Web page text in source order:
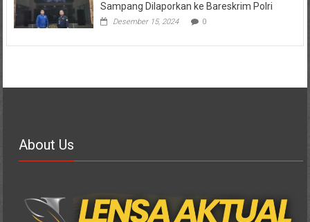
Sampang Dilaporkan ke Bareskrim Polri
Desember 15, 2024 0
About Us